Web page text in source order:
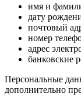
имя и
дату
почтовый
номер
адрес
банковские
Персональные
дополнительно